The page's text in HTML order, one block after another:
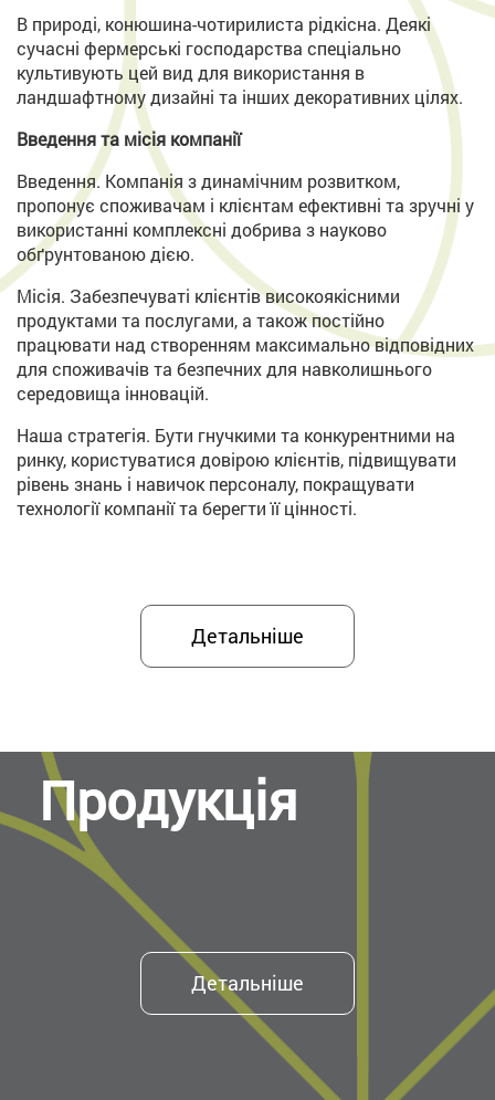
В природі, конюшина-чотирилиста рідкісна. Деякі
сучасні фермерські господарства спеціально
культивують цей вид для використання в
ландшафтному дизайні та інших декоративних цілях.
Введення та місія компанії
Введення. Компанія з динамічним розвитком,
пропонує споживачам і клієнтам ефективні та зручні у
використанні комплексні добрива з науково
обґрунтованою дією.
Місія. Забезпечуваті клієнтів високоякісними
продуктами та послугами, а також постійно
працювати над створенням максимально відповідних
для споживачів та безпечних для навколишнього
середовища інновацій.
Наша стратегія. Бути гнучкими та конкурентними на
ринку, користуватися довірою клієнтів, підвищувати
рівень знань і навичок персоналу, покращувати
технології компанії та берегти її цінності.
Детальніше
Продукція
Детальніше